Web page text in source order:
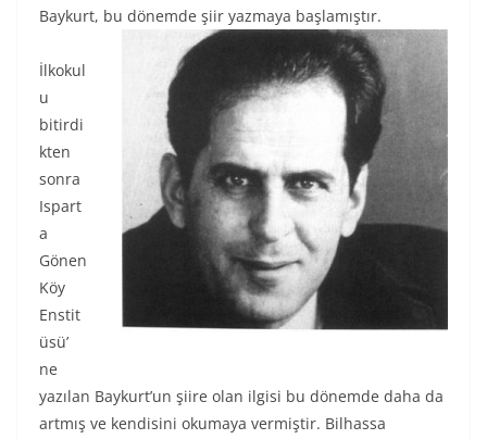
Baykurt, bu dönemde şiir yazmaya başlamıştır.
İlkokul
u
bitirdi
kten
sonra
Ispart
a
Gönen
Köy
Enstit
üsü’
ne
yazılan Baykurt’un şiire olan ilgisi bu dönemde daha da
artmış ve kendisini okumaya vermiştir. Bilhassa